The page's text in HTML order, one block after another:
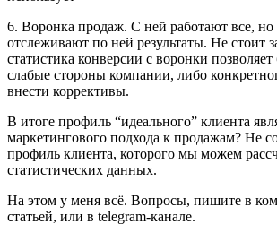
6. Воронка продаж. С ней работают все, но
отслеживают по ней результаты. Не стоит
статистика конверсии с воронки
слабые стороны компании, либо
внести коррективы.
В итоге профиль “идеального” клиента
маркетингового подхода к продажам? Не
профиль клиента, которого мы можем
статистических данных.
На этом у меня всё. Вопросы, пишите в
статьей, или в telegram-канале.